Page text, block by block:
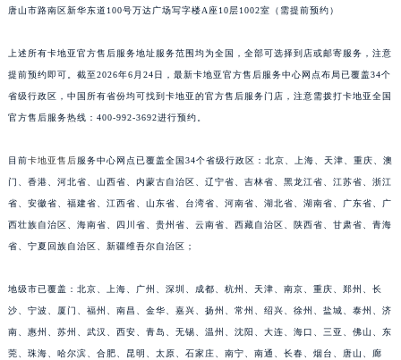
唐山市路南区新华东道100号万达广场写字楼A座10层1002室（需提前预约）
上述所有卡地亚官方售后服务地址服务范围均为全国，全部可选择到店或邮寄服务，注意
提前预约即可。截至2026年6月24日，最新卡地亚官方售后服务中心网点布局已覆盖34个
省级行政区，中国所有省份均可找到卡地亚的官方售后服务门店，注意需拨打卡地亚全国
官方售后服务热线：400-992-3692进行预约。
目前卡地亚售后 服务中心网点已覆盖全国34个省级行政区：北京、上海、天津、重庆、澳
门、香港、河北省、山西省、内蒙古自治区、辽宁省、吉林省、黑龙江省、江苏省、浙江
省、安徽省、福建省、江西省、山东省、台湾省、河南省、湖北省、湖南省、广东省、广
西壮族自治区、海南省、四川省、贵州省、云南省、西藏自治区、陕西省、甘肃省、青海
省、宁夏回族自治区、新疆维吾尔自治区；
地级市已覆盖：北京、上海、广州、深圳、成都、杭州、天津、南京、重庆、郑州、长
沙、宁波、厦门、福州、南昌、金华、嘉兴、扬州、常州、绍兴、徐州、盐城、泰州、济
南、惠州、苏州、武汉、西安、青岛、无锡、温州、沈阳、大连、海口、三亚、佛山、东
莞、珠海、哈尔滨、合肥、昆明、太原、石家庄、南宁、南通、长春、烟台、唐山、廊